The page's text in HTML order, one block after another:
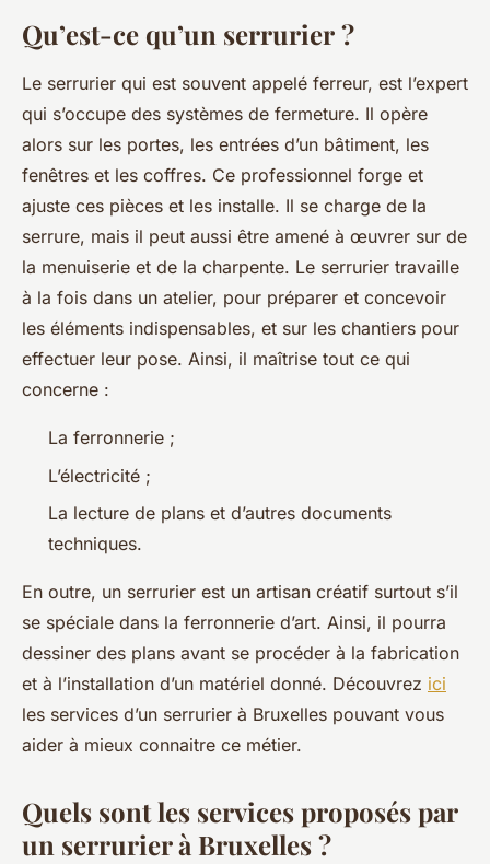
Qu’est-ce qu’un serrurier ?
Le serrurier qui est souvent appelé ferreur, est l’expert
qui s’occupe des systèmes de fermeture. Il opère
alors sur les portes, les entrées d’un bâtiment, les
fenêtres et les coffres. Ce professionnel forge et
ajuste ces pièces et les installe. Il se charge de la
serrure, mais il peut aussi être amené à œuvrer sur de
la menuiserie et de la charpente. Le serrurier travaille
à la fois dans un atelier, pour préparer et concevoir
les éléments indispensables, et sur les chantiers pour
effectuer leur pose. Ainsi, il maîtrise tout ce qui
concerne :
La ferronnerie ;
L’électricité ;
La lecture de plans et d’autres documents
techniques.
En outre, un serrurier est un artisan créatif surtout s’il
se spéciale dans la ferronnerie d’art. Ainsi, il pourra
dessiner des plans avant se procéder à la fabrication
et à l’installation d’un matériel donné. Découvrez ici
les services d’un serrurier à Bruxelles pouvant vous
aider à mieux connaitre ce métier.
Quels sont les services proposés par
un serrurier à Bruxelles ?